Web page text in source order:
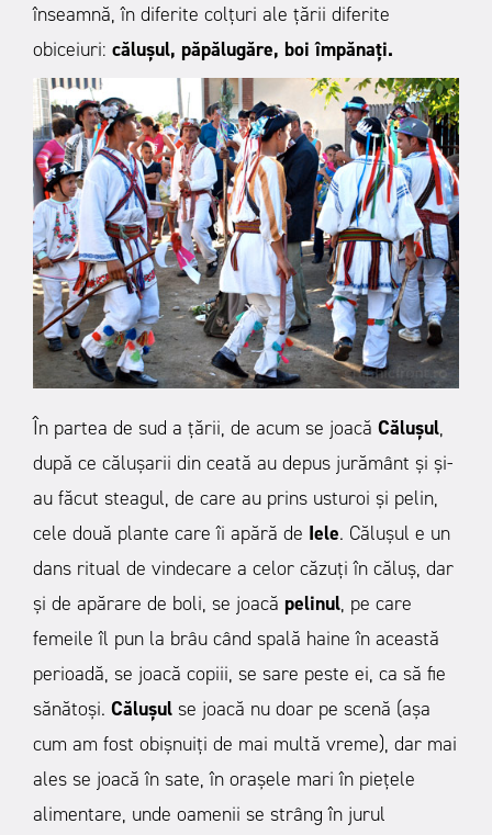
înseamnă, în diferite colţuri ale ţării diferite
obiceiuri: căluşul, păpălugăre, boi împănaţi.
În partea de sud a ţării, de acum se joacă Căluşul,
după ce căluşarii din ceată au depus jurământ şi şi-
au făcut steagul, de care au prins usturoi şi pelin,
cele două plante care îi apără de Iele. Căluşul e un
dans ritual de vindecare a celor căzuţi în căluş, dar
şi de apărare de boli, se joacă pelinul, pe care
femeile îl pun la brâu când spală haine în această
perioadă, se joacă copiii, se sare peste ei, ca să fie
sănătoşi. Căluşul se joacă nu doar pe scenă (aşa
cum am fost obişnuiţi de mai multă vreme), dar mai
ales se joacă în sate, în oraşele mari în pieţele
alimentare, unde oamenii se strâng în jurul